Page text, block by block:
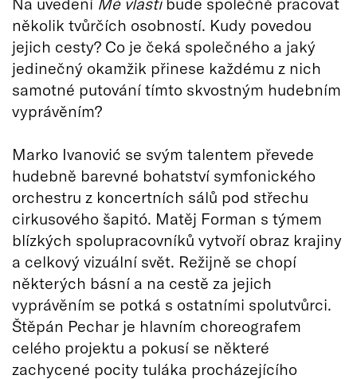
několik tvůrčích osobností. Kudy povedou
jejich cesty? Co je čeká společného a jaký
jedinečný okamžik přinese každému z nich
samotné putování tímto skvostným hudebním
vyprávěním?
Marko Ivanović se svým talentem převede
hudebně barevné bohatství symfonického
orchestru z koncertních sálů pod střechu
cirkusového šapitó. Matěj Forman s týmem
blízkých spolupracovníků vytvoří obraz krajiny
a celkový vizuální svět. Režijně se chopí
některých básní a na cestě za jejich
vyprávěním se potká s ostatními spolutvůrci.
Štěpán Pechar je hlavním choreografem
celého projektu a pokusí se některé
zachycené pocity tuláka procházejícího